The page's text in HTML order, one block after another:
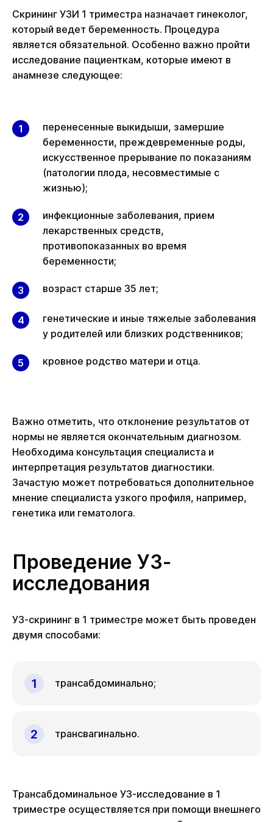
Скрининг УЗИ 1 триместра назначает гинеколог,
который ведет беременность. Процедура
является обязательной. Особенно важно пройти
исследование пациенткам, которые имеют в
анамнезе следующее:
перенесенные выкидыши, замершие
беременности, преждевременные роды,
искусственное прерывание по показаниям
(патологии плода, несовместимые с
жизнью);
инфекционные заболевания, прием
лекарственных средств,
противопоказанных во время
беременности;
возраст старше 35 лет;
генетические и иные тяжелые заболевания
у родителей или близких родственников;
кровное родство матери и отца.
Важно отметить, что отклонение результатов от
нормы не является окончательным диагнозом.
Необходима консультация специалиста и
интерпретация результатов диагностики.
Зачастую может потребоваться дополнительное
мнение специалиста узкого профиля, например,
генетика или гематолога.
Проведение УЗ-
исследования
УЗ-скрининг в 1 триместре может быть проведен
двумя способами:
трансабдоминально;
трансвагинально.
Трансабдоминальное УЗ-исследование в 1
триместре осуществляется при помощи внешнего